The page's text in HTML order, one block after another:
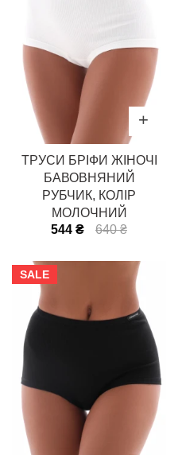
ТРУСИ БРІФИ ЖІНОЧІ
БАВОВНЯНИЙ
РУБЧИК, КОЛІР
МОЛОЧНИЙ
544 ₴
640 ₴
SALE